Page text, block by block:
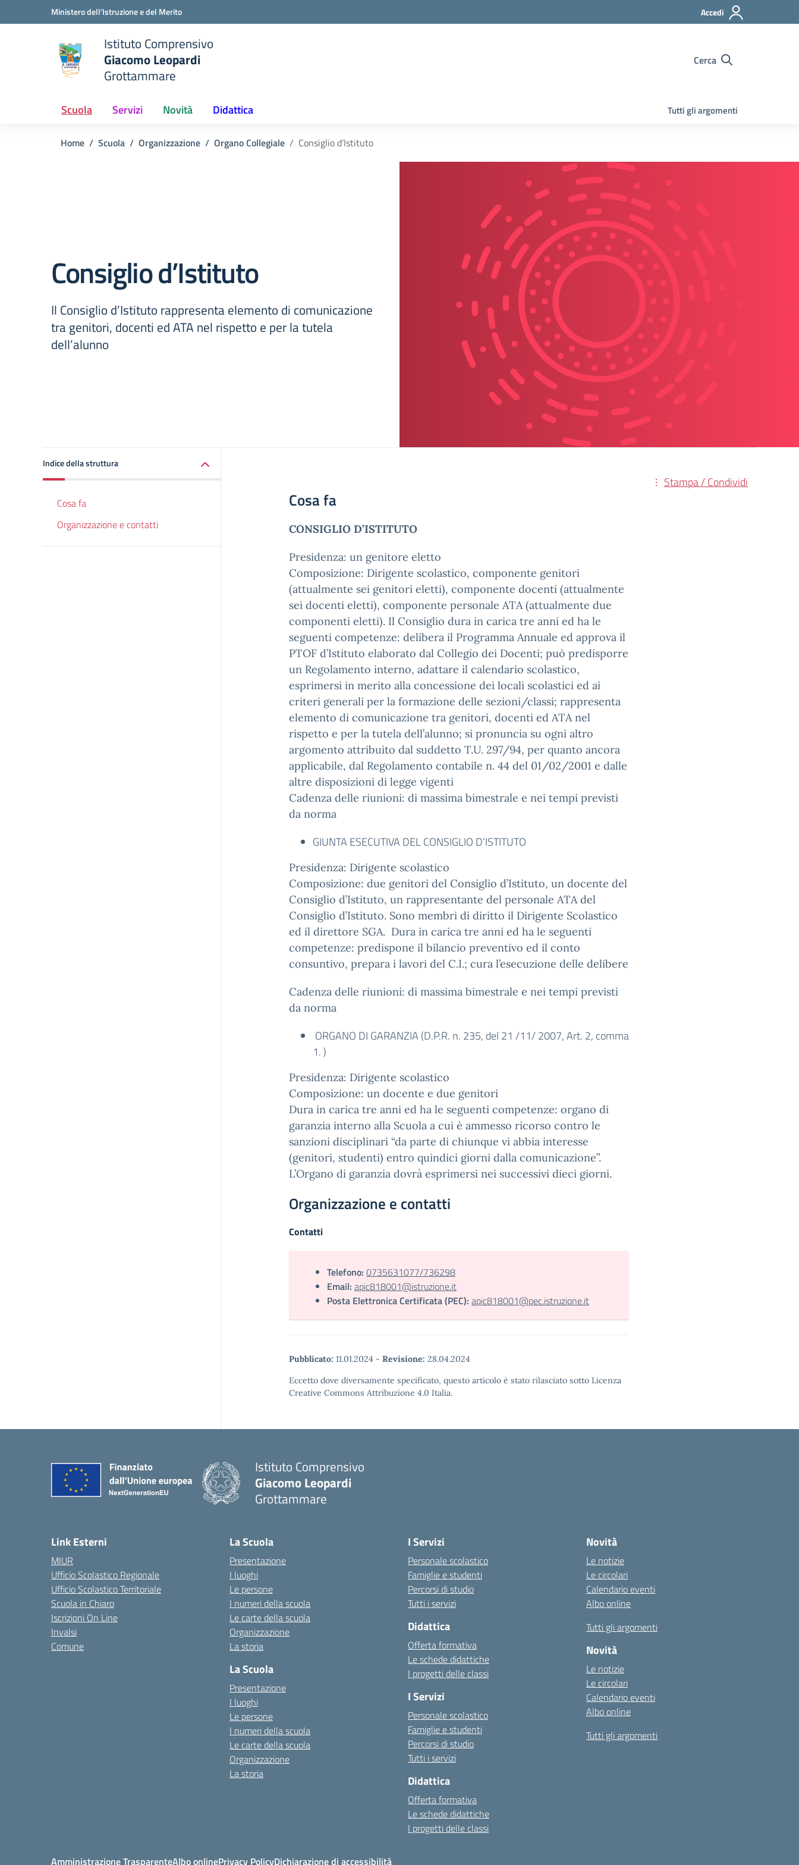
Vai ai contenuti
Vai al menu di navigazioneMinistero dell'Istruzione e del Merito Accedi
scuola
Istituto Comprensivo
Giacomo Leopardi
Grottammare
Cerca
Scuola Servizi Novità Didattica Tutti gli argomenti
Home Scuola Organizzazione Organo Collegiale Consiglio d’Istituto
Consiglio d’Istituto
Il Consiglio d’Istituto rappresenta elemento di comunicazione
tra genitori, docenti ed ATA nel rispetto e per la tutela
dell’alunno
Indice della struttura
Cosa fa
Organizzazione e contatti
Stampa / Condividi
Cosa fa
CONSIGLIO D’ISTITUTO
Presidenza: un genitore eletto
Composizione: Dirigente scolastico, componente genitori
(attualmente sei genitori eletti), componente docenti (attualmente
sei docenti eletti), componente personale ATA (attualmente due
componenti eletti). Il Consiglio dura in carica tre anni ed ha le
seguenti competenze: delibera il Programma Annuale ed approva il
PTOF d’Istituto elaborato dal Collegio dei Docenti; può predisporre
un Regolamento interno, adattare il calendario scolastico,
esprimersi in merito alla concessione dei locali scolastici ed ai
criteri generali per la formazione delle sezioni/classi; rappresenta
elemento di comunicazione tra genitori, docenti ed ATA nel
rispetto e per la tutela dell’alunno; si pronuncia su ogni altro
argomento attribuito dal suddetto T.U. 297/94, per quanto ancora
applicabile, dal Regolamento contabile n. 44 del 01/02/2001 e dalle
altre disposizioni di legge vigenti
Cadenza delle riunioni: di massima bimestrale e nei tempi previsti
da norma
GIUNTA ESECUTIVA DEL CONSIGLIO D’ISTITUTO
Presidenza: Dirigente scolastico
Composizione: due genitori del Consiglio d’Istituto, un docente del
Consiglio d’Istituto, un rappresentante del personale ATA del
Consiglio d’Istituto. Sono membri di diritto il Dirigente Scolastico
ed il direttore SGA. Dura in carica tre anni ed ha le seguenti
competenze: predispone il bilancio preventivo ed il conto
consuntivo, prepara i lavori del C.I.; cura l’esecuzione delle delibere
Cadenza delle riunioni: di massima bimestrale e nei tempi previsti
da norma
ORGANO DI GARANZIA (D.P.R. n. 235, del 21 /11/ 2007, Art. 2, comma
1. )
Presidenza: Dirigente scolastico
Composizione: un docente e due genitori
Dura in carica tre anni ed ha le seguenti competenze: organo di
garanzia interno alla Scuola a cui è ammesso ricorso contro le
sanzioni disciplinari “da parte di chiunque vi abbia interesse
(genitori, studenti) entro quindici giorni dalla comunicazione”.
L’Organo di garanzia dovrà esprimersi nei successivi dieci giorni.
Organizzazione e contatti
Contatti
Telefono: 0735631077/736298
Email: apic818001@istruzione.it
Posta Elettronica Certificata (PEC): apic818001@pec.istruzione.it
Pubblicato: 11.01.2024 - Revisione: 28.04.2024
Eccetto dove diversamente specificato, questo articolo è stato rilasciato sotto Licenza
Creative Commons Attribuzione 4.0 Italia.
Istituto Comprensivo
Giacomo Leopardi
Grottammare
Link Esterni
MIUR
Ufficio Scolastico Regionale
Ufficio Scolastico Territoriale
Scuola in Chiaro
Iscrizioni On Line
Invalsi
Comune
La Scuola
Presentazione
I luoghi
Le persone
I numeri della scuola
Le carte della scuola
Organizzazione
La storia
La Scuola
Presentazione
I luoghi
Le persone
I numeri della scuola
Le carte della scuola
Organizzazione
La storia
I Servizi
Personale scolastico
Famiglie e studenti
Percorsi di studio
Tutti i servizi
Didattica
Offerta formativa
Le schede didattiche
I progetti delle classi
I Servizi
Personale scolastico
Famiglie e studenti
Percorsi di studio
Tutti i servizi
Didattica
Offerta formativa
Le schede didattiche
I progetti delle classi
Novità
Le notizie
Le circolari
Calendario eventi
Albo online
Tutti gli argomenti
Novità
Le notizie
Le circolari
Calendario eventi
Albo online
Tutti gli argomenti
Amministrazione TrasparenteAlbo onlinePrivacy PolicyDichiarazione di accessibilità